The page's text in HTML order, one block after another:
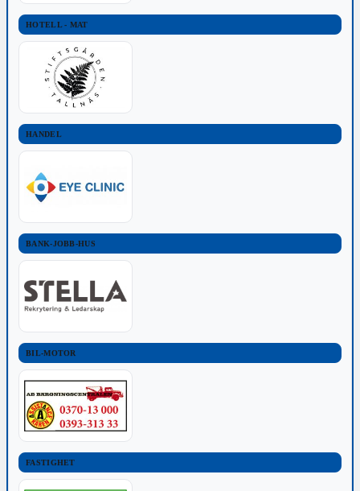
HOTELL - MAT
HANDEL
BANK-JOBB-HUS
BIL-MOTOR
FASTIGHET